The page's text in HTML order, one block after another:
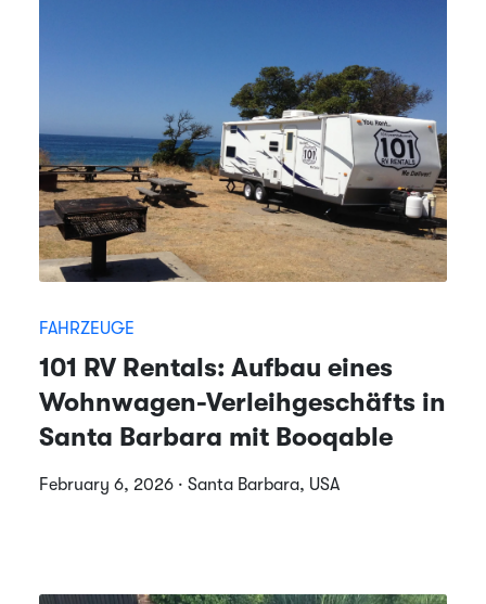
FAHRZEUGE
101 RV Rentals: Aufbau eines
Wohnwagen-Verleihgeschäfts in
Santa Barbara mit Booqable
February 6, 2026 · Santa Barbara, USA